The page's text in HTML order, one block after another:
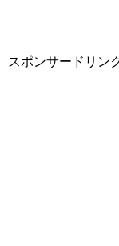
スポンサードリン